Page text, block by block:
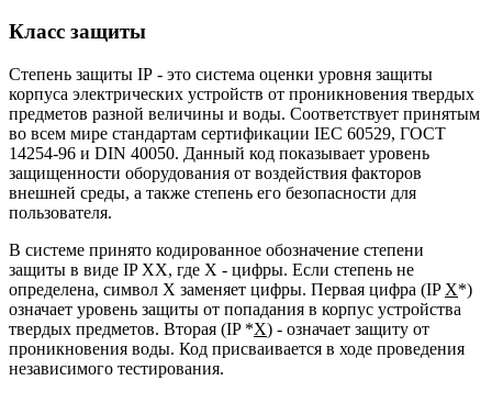
Класс защиты
Степень защиты IP - это система оценки уровня защиты
корпуса электрических устройств от проникновения твердых
предметов разной величины и воды. Соответствует принятым
во всем мире стандартам сертификации IEC 60529, ГОСТ
14254-96 и DIN 40050. Данный код показывает уровень
защищенности оборудования от воздействия факторов
внешней среды, а также степень его безопасности для
пользователя.
В системе принято кодированное обозначение степени
защиты в виде IP XX, где X - цифры. Если степень не
определена, символ X заменяет цифры. Первая цифра (IP X*)
означает уровень защиты от попадания в корпус устройства
твердых предметов. Вторая (IP *X) - означает защиту от
проникновения воды. Код присваивается в ходе проведения
независимого тестирования.